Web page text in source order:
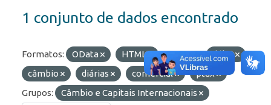
1 conjunto de dados encontrado
Formatos: OData HTML Etiquetas:
dólar
câmbio
diárias comercial
ptax
Grupos:
Câmbio e Capitais Internacionais